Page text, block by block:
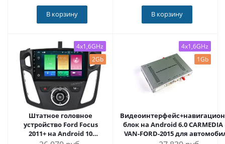
В корзину В корзину
4x1,6GHz
2Gb
Штатное головное
устройство Ford Focus
2011+ на Android 10
4x1,6GHz
1Gb
блок на Android 6.0 CARMEDIA
VAN-FORD-2015 для